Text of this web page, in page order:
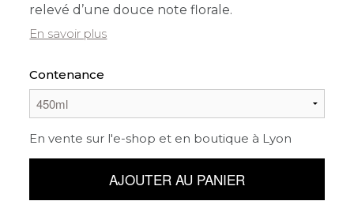
relevé d’une douce note florale.
En savoir plus
Contenance
En vente sur l'e-shop et en boutique à Lyon
AJOUTER AU PANIER